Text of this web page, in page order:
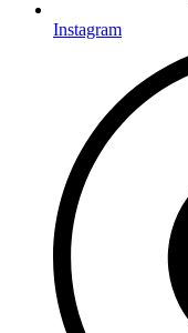
Instagram